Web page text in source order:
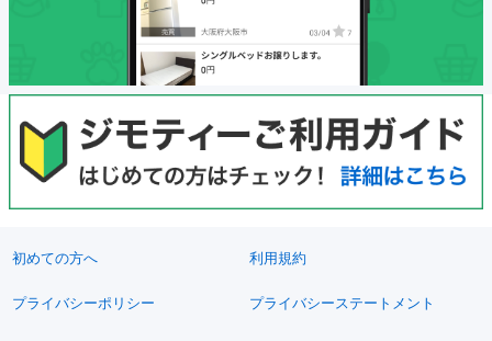
初めての方へ 利用規約
プライバシーポリシー プライバシーステートメント